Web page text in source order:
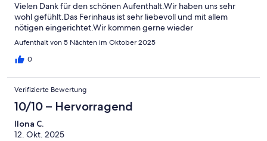
Vielen Dank für den schönen Aufenthalt.Wir haben uns sehr
wohl gefühlt.Das Ferinhaus ist sehr liebevoll und mit allem
nötigen eingerichtet.Wir kommen gerne wieder
Aufenthalt von 5 Nächten im Oktober 2025
0
Verifizierte Bewertung
10/10 – Hervorragend
Ilona C.
12. Okt. 2025